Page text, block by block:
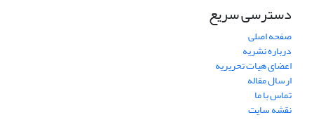
دسترسی سریع
صفحه اصلی
درباره نشریه
اعضای هیات تحریریه
ارسال مقاله
تماس با ما
نقشه سایت